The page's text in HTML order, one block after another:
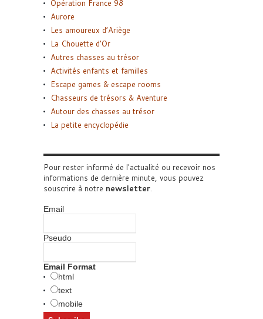
Opération France 98
Aurore
Les amoureux d’Ariège
La Chouette d’Or
Autres chasses au trésor
Activités enfants et familles
Escape games & escape rooms
Chasseurs de trésors & Aventure
Autour des chasses au trésor
La petite encyclopédie
Pour rester informé de l'actualité ou recevoir nos
informations de dernière minute, vous pouvez
souscrire à notre newsletter.
Email
Pseudo
Email Format
html
text
mobile